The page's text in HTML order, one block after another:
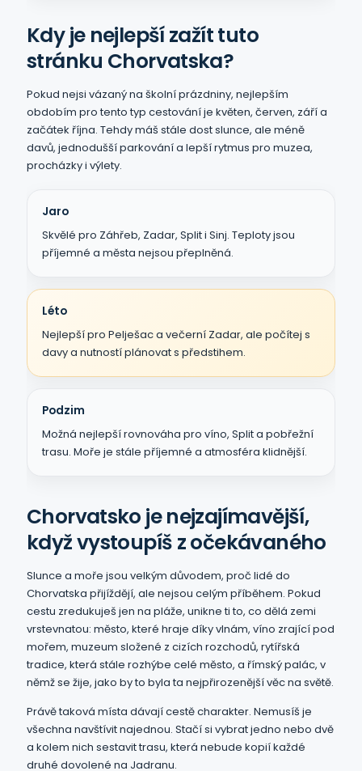
Kdy je nejlepší zažít tuto
stránku Chorvatska?
Pokud nejsi vázaný na školní prázdniny, nejlepším
obdobím pro tento typ cestování je květen, červen, září a
začátek října. Tehdy máš stále dost slunce, ale méně
davů, jednodušší parkování a lepší rytmus pro muzea,
procházky i výlety.
Jaro
Skvělé pro Záhřeb, Zadar, Split i Sinj. Teploty jsou
příjemné a města nejsou přeplněná.
Léto
Nejlepší pro Pelješac a večerní Zadar, ale počítej s
davy a nutností plánovat s předstihem.
Podzim
Možná nejlepší rovnováha pro víno, Split a pobřežní
trasu. Moře je stále příjemné a atmosféra klidnější.
Chorvatsko je nejzajímavější,
když vystoupíš z očekávaného
Slunce a moře jsou velkým důvodem, proč lidé do
Chorvatska přijíždějí, ale nejsou celým příběhem. Pokud
cestu zredukuješ jen na pláže, unikne ti to, co dělá zemi
vrstevnatou: město, které hraje díky vlnám, víno zrající pod
mořem, muzeum složené z cizích rozchodů, rytířská
tradice, která stále rozhýbe celé město, a římský palác, v
němž se žije, jako by to byla ta nejpřirozenější věc na světě.
Právě taková místa dávají cestě charakter. Nemusíš je
všechna navštívit najednou. Stačí si vybrat jedno nebo dvě
a kolem nich sestavit trasu, která nebude kopií každé
druhé dovolené na Jadranu.